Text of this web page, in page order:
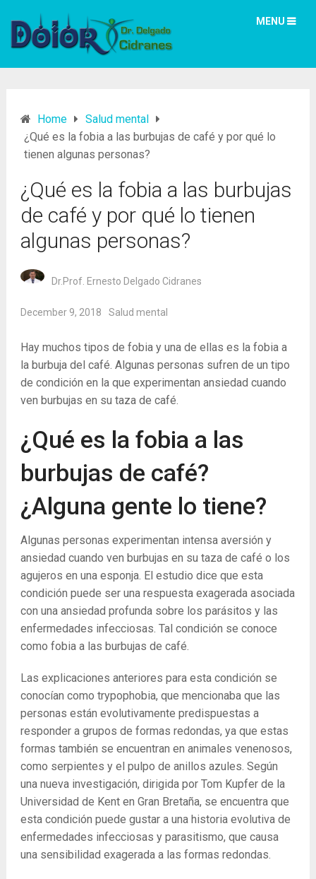
MENU
Home
Salud mental
¿Qué es la fobia a las burbujas de café y por qué lo
tienen algunas personas?
¿Qué es la fobia a las burbujas
de café y por qué lo tienen
algunas personas?
Dr.Prof. Ernesto Delgado Cidranes
December 9, 2018 Salud mental
Hay muchos tipos de fobia y una de ellas es la fobia a
la burbuja del café. Algunas personas sufren de un tipo
de condición en la que experimentan ansiedad cuando
ven burbujas en su taza de café.
¿Qué es la fobia a las
burbujas de café?
¿Alguna gente lo tiene?
Algunas personas experimentan intensa aversión y
ansiedad cuando ven burbujas en su taza de café o los
agujeros en una esponja. El estudio dice que esta
condición puede ser una respuesta exagerada asociada
con una ansiedad profunda sobre los parásitos y las
enfermedades infecciosas. Tal condición se conoce
como fobia a las burbujas de café.
Las explicaciones anteriores para esta condición se
conocían como trypophobia, que mencionaba que las
personas están evolutivamente predispuestas a
responder a grupos de formas redondas, ya que estas
formas también se encuentran en animales venenosos,
como serpientes y el pulpo de anillos azules. Según
una nueva investigación, dirigida por Tom Kupfer de la
Universidad de Kent en Gran Bretaña, se encuentra que
esta condición puede gustar a una historia evolutiva de
enfermedades infecciosas y parasitismo, que causa
una sensibilidad exagerada a las formas redondas.